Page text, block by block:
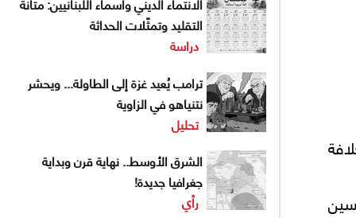
التقليد وتمثّلات الحداثة
دراسة
ترامب يُعيد غزة إلى الطاولة... ويحشر
نتنياهو في الزاوية
تحليل
الشرق الأوسط.. نهاية قرن وبداية
جغرافيا جديدة!
رأي